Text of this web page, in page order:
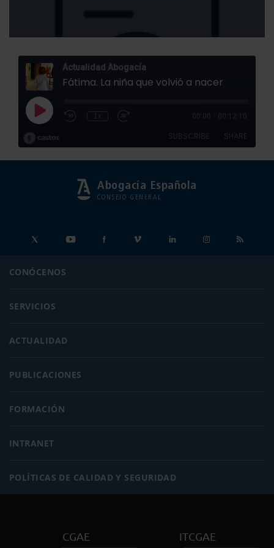
Abogacía Española
CONSEJO GENERAL
CONÓCENOS
SERVICIOS
ACTUALIDAD
PUBLICACIONES
FORMACIÓN
INTRANET
POLÍTICAS DE CALIDAD Y SEGURIDAD
CGAE ITCGAE